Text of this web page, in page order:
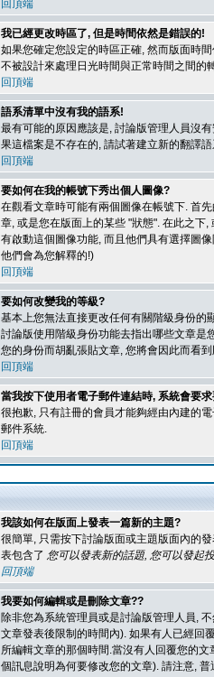
回頂端
我已經更改時區了, 但是時間依然是錯誤的!
如果您確定您設定的時區正確, 然而版面時
不被設計來處理日光時間與正常時間之間的
回頂端
語系清單中沒有我的語系!
最有可能的原因應該是, 討論版管理人員沒
果這檔案是不存在的, 請試著建立新的翻譯
回頂端
要如何在我的帳號下秀出個人圖像?
在觀看文章時可能有兩個圖像在帳號下. 首
章, 或是您在版面上的某些 "狀態". 在此之下
有啟動這個圖像功能, 而且他們具有選擇圖
他們會為您解釋的!)
回頂端
要如何改變我的等級?
基本上您無法直接更改任何有關階級身份的
討論版使用階級身份功能去指出哪些文章是
您的身份而胡亂張貼文章, 您將會因此而看
回頂端
當我按下使用者電子郵件連結時, 系統會要
很抱歉, 只有註冊的會員才能夠經由內建的
郵件系統.
回頂端
我該如何在版面上發表一篇新的主題?
很簡單, 只需按下討論版面或主題版面內的
表包含了 您可以發表新的話題, 您可以發起
回頂端
我要如何編輯或是刪除文章??
除非您為系統管理員或是討論版管理人員,
文章發表後限制的時間內). 如果有人已經回
所編輯文章的那個時間.當沒有人回覆您的
個訊息說明為何要修改您的文章). 請注意,